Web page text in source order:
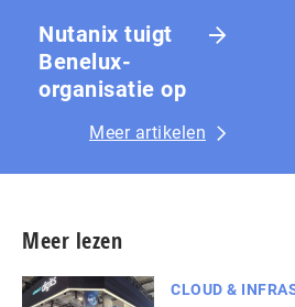
Nutanix tuigt
Benelux-
organisatie op
Meer artikelen
Meer lezen
CLOUD &